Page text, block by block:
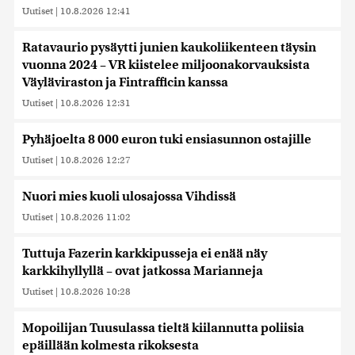
Uutiset | 10.8.2026 12:41
Ratavaurio pysäytti junien kaukoliikenteen täysin
vuonna 2024 – VR kiistelee miljoonakorvauksista
Väyläviraston ja Fintrafficin kanssa
Uutiset | 10.8.2026 12:31
Pyhäjoelta 8 000 euron tuki ensiasunnon ostajille
Uutiset | 10.8.2026 12:27
Nuori mies kuoli ulosajossa Vihdissä
Uutiset | 10.8.2026 11:02
Tuttuja Fazerin karkkipusseja ei enää näy
karkkihyllyllä – ovat jatkossa Marianneja
Uutiset | 10.8.2026 10:28
Mopoilijan Tuusulassa tieltä kiilannutta poliisia
epäillään kolmesta rikoksesta